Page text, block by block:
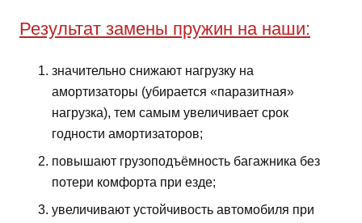
Результат замены пружин на наши:
значительно снижают нагрузку на
амортизаторы (убирается «паразитная»
нагрузка), тем самым увеличивает срок
годности амортизаторов;
повышают грузоподъёмность багажника без
потери комфорта при езде;
увеличивают устойчивость автомобиля при